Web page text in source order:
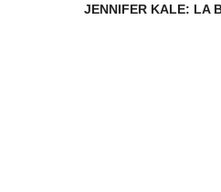
JENNIFER KALE: LA